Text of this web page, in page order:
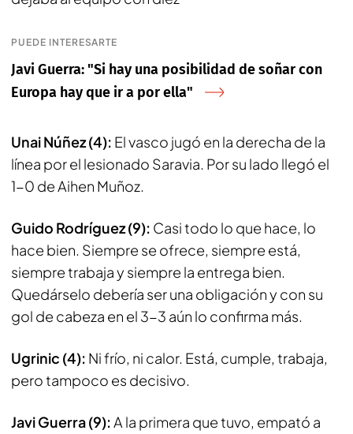
PUEDE INTERESARTE
Javi Guerra: "Si hay una posibilidad de soñar con
Europa hay que ir a por ella"
Unai Núñez (4): El vasco jugó en la derecha de la
línea por el lesionado Saravia. Por su lado llegó el
1-0 de Aihen Muñoz.
Guido Rodríguez (9): Casi todo lo que hace, lo
hace bien. Siempre se ofrece, siempre está,
siempre trabaja y siempre la entrega bien.
Quedárselo debería ser una obligación y con su
gol de cabeza en el 3-3 aún lo confirma más.
Ugrinic (4): Ni frío, ni calor. Está, cumple, trabaja,
pero tampoco es decisivo.
Javi Guerra (9):A la primera que tuvo, empató a